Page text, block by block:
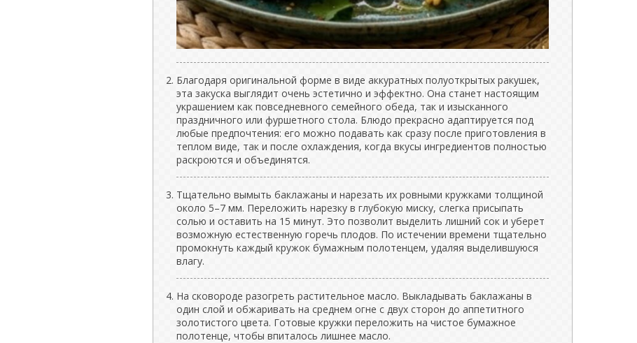
Благодаря оригинальной форме в виде аккуратных полуоткрытых ракушек,
эта закуска выглядит очень эстетично и эффектно. Она станет настоящим
украшением как повседневного семейного обеда, так и изысканного
праздничного или фуршетного стола. Блюдо прекрасно адаптируется под
любые предпочтения: его можно подавать как сразу после приготовления в
теплом виде, так и после охлаждения, когда вкусы ингредиентов полностью
раскроются и объединятся.
Тщательно вымыть баклажаны и нарезать их ровными кружками толщиной
около 5–7 мм. Переложить нарезку в глубокую миску, слегка присыпать
солью и оставить на 15 минут. Это позволит выделить лишний сок и уберет
возможную естественную горечь плодов. По истечении времени тщательно
промокнуть каждый кружок бумажным полотенцем, удаляя выделившуюся
влагу.
На сковороде разогреть растительное масло. Выкладывать баклажаны в
один слой и обжаривать на среднем огне с двух сторон до аппетитного
золотистого цвета. Готовые кружки переложить на чистое бумажное
полотенце, чтобы впиталось лишнее масло.